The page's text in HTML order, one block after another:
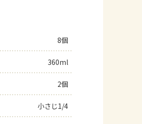
よくあるお問い合わせ
お買い物
8個
360ml
2個
小さじ1/4